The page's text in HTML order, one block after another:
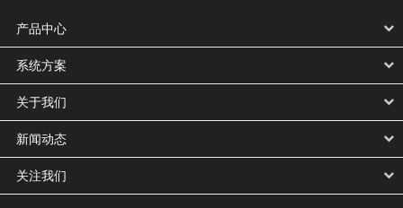
产品中心
系统方案
关于我们
新闻动态
关注我们